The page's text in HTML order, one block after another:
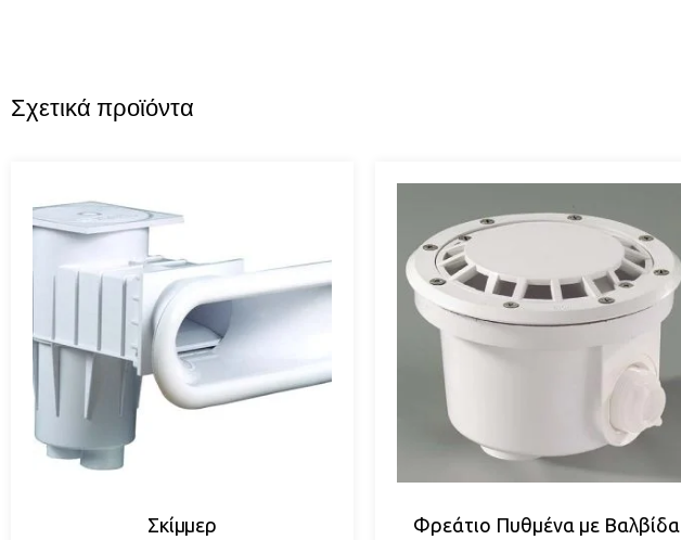
Σχετικά προϊόντα
Σκίμμερ Φρεάτιο Πυθμένα με Βαλβίδα